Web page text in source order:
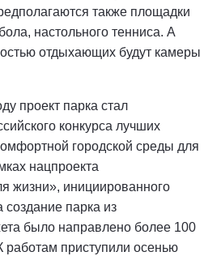
также площадки
настольного тенниса. А
отдыхающих будут камеры
проект парка стал
конкурса лучших
городской среды для
нацпроекта
жизни», инициированного
парка из
было направлено более 100
работам приступили осенью